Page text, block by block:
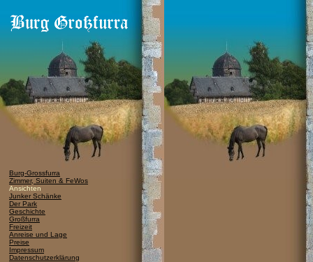
Burg-Grossfurra
Zimmer, Suiten & FeWos
Ansichten
Junker Schänke
Der Park
Geschichte
Großfurra
Freizeit
Anreise und Lage
Preise
Impressum
Datenschutzerklärung